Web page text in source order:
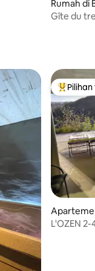
Rumah di
Gîte du
Pilihan
L'OZEN